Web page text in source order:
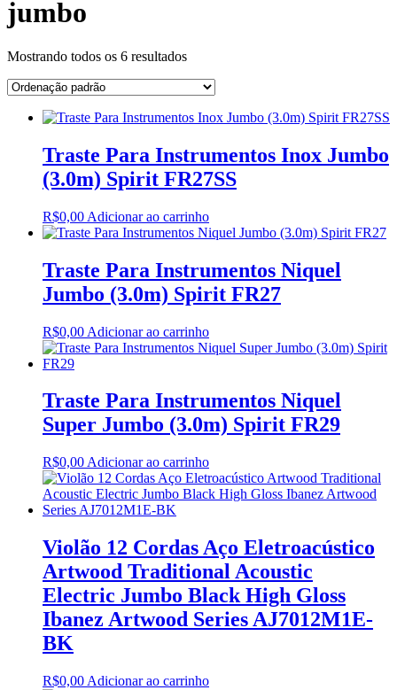
jumbo
Mostrando todos os 6 resultados
Traste Para Instrumentos Inox Jumbo
(3.0m) Spirit FR27SS
R$0,00 Adicionar ao carrinho
Traste Para Instrumentos Niquel
Jumbo (3.0m) Spirit FR27
R$0,00 Adicionar ao carrinho
Traste Para Instrumentos Niquel
Super Jumbo (3.0m) Spirit FR29
R$0,00 Adicionar ao carrinho
Violão 12 Cordas Aço Eletroacústico
Artwood Traditional Acoustic
Electric Jumbo Black High Gloss
Ibanez Artwood Series AJ7012M1E-
BK
R$0,00 Adicionar ao carrinho